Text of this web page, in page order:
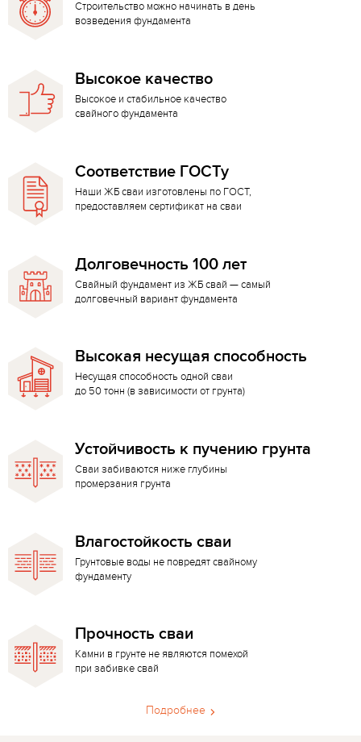
Строительство можно начинать в день
возведения фундамента
Высокое качество
Высокое и стабильное качество
свайного фундамента
Соответствие ГОСТу
Наши ЖБ сваи изготовлены по ГОСТ,
предоставляем сертификат на сваи
Долговечность 100 лет
Свайный фундамент из ЖБ свай — самый
долговечный вариант фундамента
Высокая несущая способность
Несущая способность одной сваи
до 50 тонн (в зависимости от грунта)
Устойчивость к пучению грунта
Сваи забиваются ниже глубины
промерзания грунта
Влагостойкость сваи
Грунтовые воды не повредят свайному
фундаменту
Прочность сваи
Камни в грунте не являются помехой
при забивке свай
Подробнее